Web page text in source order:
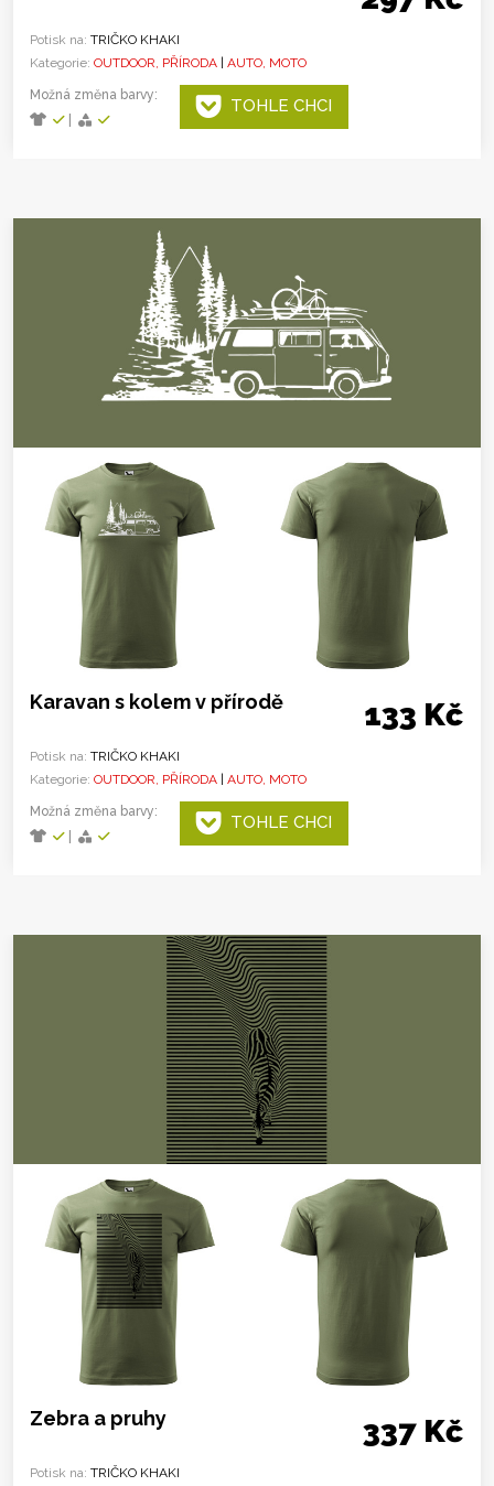
Potisk na: TRIČKO KHAKI
Kategorie: OUTDOOR, PŘÍRODA AUTO, MOTO
Možná změna barvy:
TOHLE CHCI
Karavan s kolem v přírodě 133 Kč
Potisk na: TRIČKO KHAKI
Kategorie: OUTDOOR, PŘÍRODA AUTO, MOTO
Možná změna barvy:
TOHLE CHCI
Zebra a pruhy 337 Kč
Potisk na: TRIČKO KHAKI